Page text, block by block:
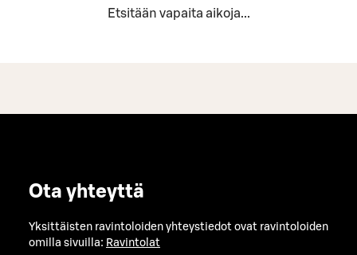
Etsitään vapaita aikoja...
Ota yhteyttä
Yksittäisten ravintoloiden yhteystiedot ovat ravintoloiden
omilla sivuilla: Ravintolat